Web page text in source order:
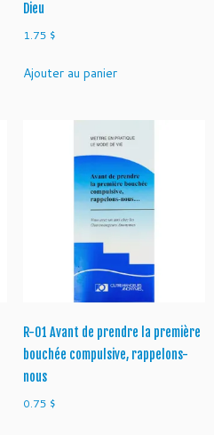
Dieu
1.75 $
Ajouter au panier
R-01 Avant de prendre la première
bouchée compulsive, rappelons-
nous
0.75 $